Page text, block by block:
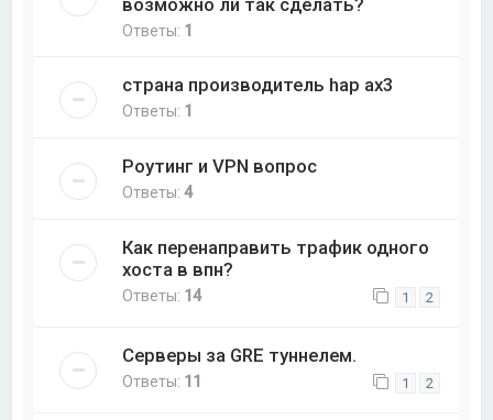
Ответы: 1
страна производитель hap ax3
Ответы: 1
Роутинг и VPN вопрос
Ответы:4
Как перенаправить трафик одного
хоста в впн?
Ответы: 14 1 2
Серверы за GRE туннелем.
Ответы: 11 1 2